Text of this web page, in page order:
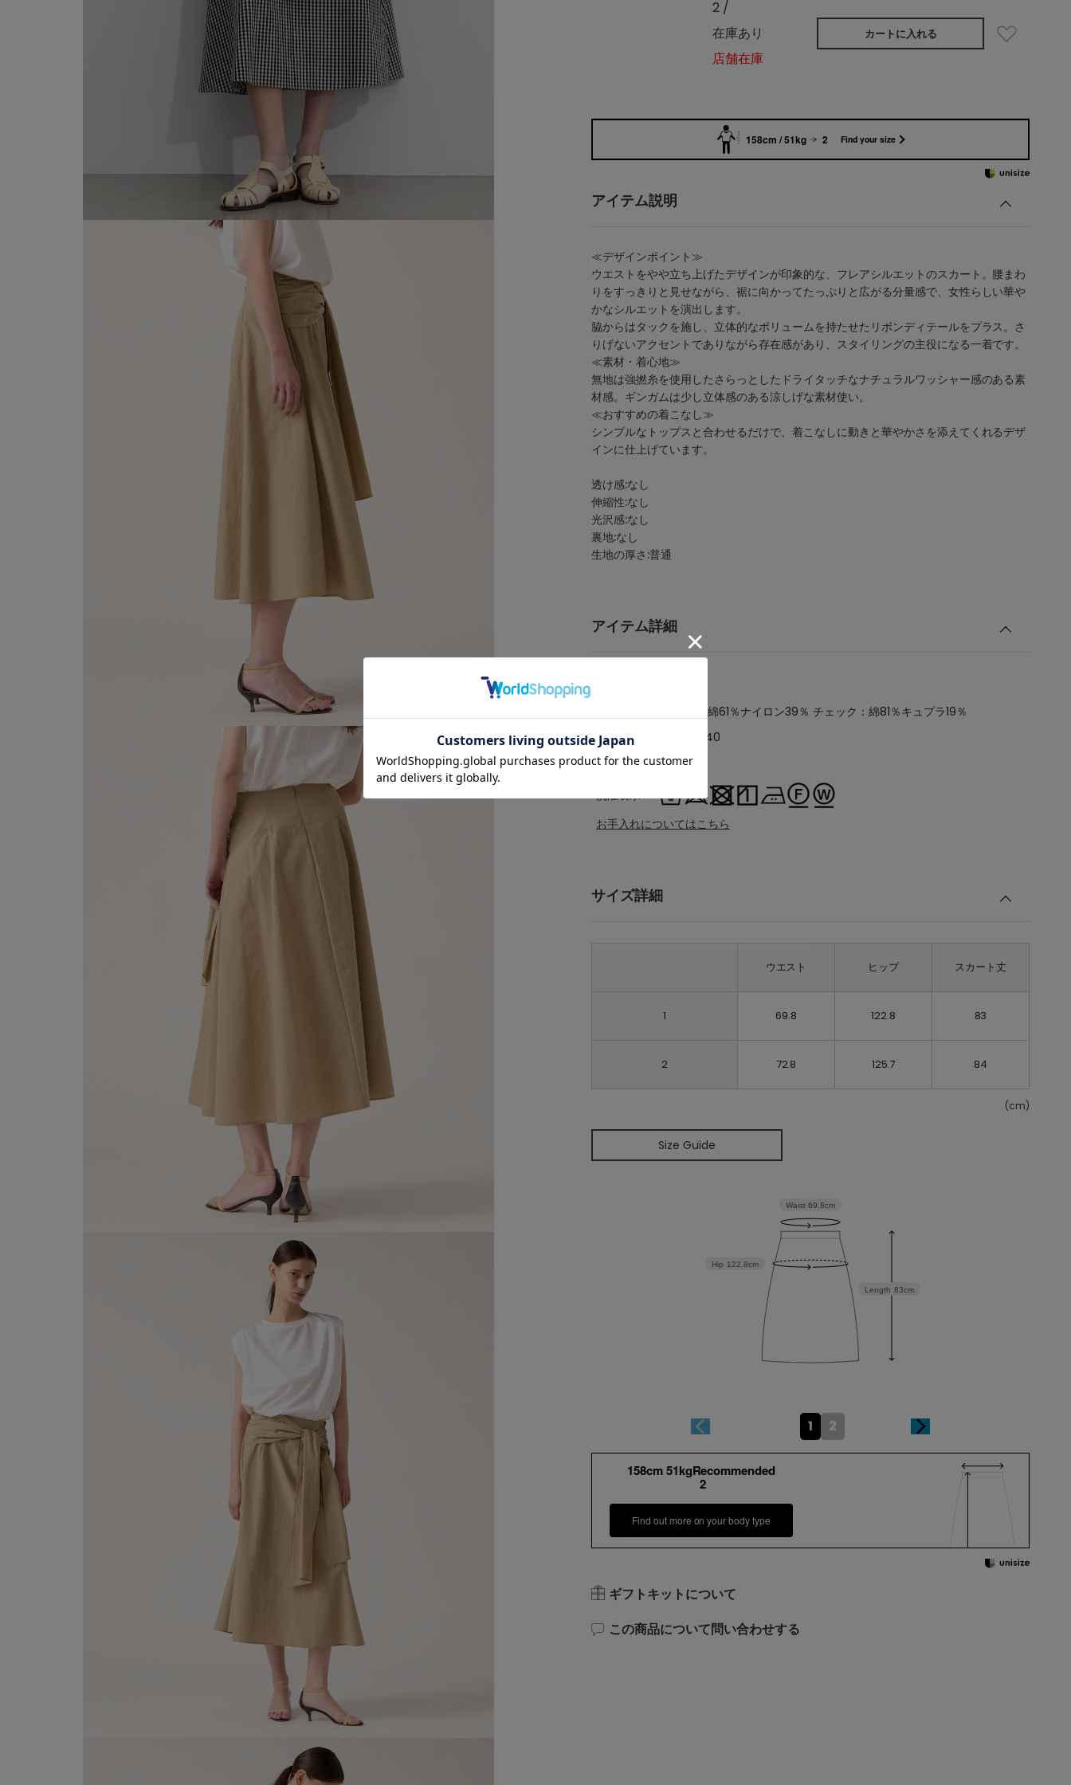
2 /
在庫あり
店舗在庫
カートに入れる
158cm / 51kg 2 Find your size
アイテム説明
≪デザインポイント≫
ウエストをやや立ち上げたデザインが印象的な、フレアシルエットのスカート。腰まわ
りをすっきりと見せながら、裾に向かってたっぷりと広がる分量感で、女性らしい華や
かなシルエットを演出します。
脇からはタックを施し、立体的なボリュームを持たせたリボンディテールをプラス。さ
りげないアクセントでありながら存在感があり、スタイリングの主役になる一着です。
≪素材・着心地≫
無地は強撚糸を使用したさらっとしたドライタッチなナチュラルワッシャー感のある素
材感。ギンガムは少し立体感のある涼しげな素材使い。
≪おすすめの着こなし≫
シンプルなトップスと合わせるだけで、着こなしに動きと華やかさを添えてくれるデザ
インに仕上げています。
透け感:なし
伸縮性:なし
光沢感:なし
裏地:なし
生地の厚さ:普通
アイテム詳細
ベージュ：綿61％ナイロン39％ チェック：綿81％キュプラ19％
品番
A0363FS040
原産国
中国
洗濯表示
お手入れについてはこちら
サイズ詳細
ウエスト ヒップ スカート丈
1 69.8 122.8 83
2 72.8 125.7 84
(cm)
Size Guide
Length 83cm
Hip 122.8cm
Waist 69.8cm
1 2
158cm 51kgRecommended
2
Find out more on your body type
ギフトキットについて
この商品について問い合わせする